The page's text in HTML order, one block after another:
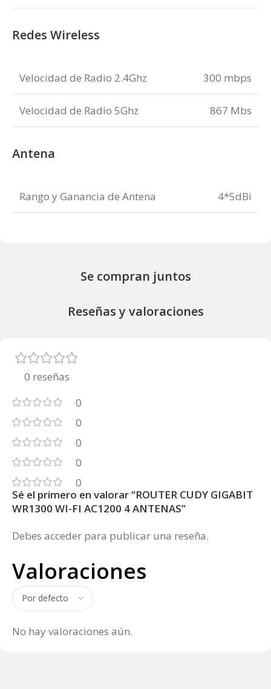
Redes Wireless
Velocidad de Radio 2.4Ghz 300 mbps
Velocidad de Radio 5Ghz 867 Mbs
Antena
Rango y Ganancia de Antena 4*5dBi
Se compran juntos
Reseñas y valoraciones
0 reseñas
0
0
0
0
0
Valoraciones
No hay valoraciones aún.
Sé el primero en valorar “ROUTER CUDY GIGABIT
WR1300 WI-FI AC1200 4 ANTENAS”
Debes acceder para publicar una reseña.